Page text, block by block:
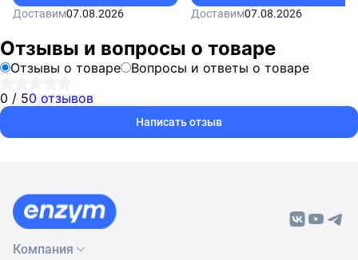
Доставим07.08.2026
Доставим07.08.2026
Отзывы и вопросы о товаре
Отзывы о товаре
Вопросы и ответы о товаре
0 / 50 отзывов
Написать отзыв
Компания